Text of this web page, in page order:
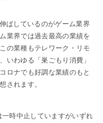
ばしているのがゲーム業界
業界では過去最高の業績を
の業種もテレワーク・リモ
いわゆる「巣ごもり消費」
ロナでも好調な業績のもと
されます。
時中止していますがいずれ